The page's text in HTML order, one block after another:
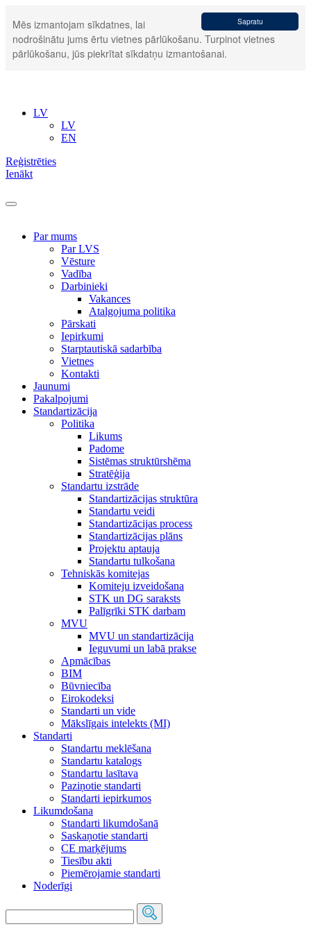
Sapratu
Mēs izmantojam sīkdatnes, lai
nodrošinātu jums ērtu vietnes pārlūkošanu. Turpinot vietnes
pārlūkošanu, jūs piekrītat sīkdatņu izmantošanai.
LV
LV
EN
Reģistrēties
Ienākt
Par mums
Par LVS
Vēsture
Vadība
Darbinieki
Vakances
Atalgojuma politika
Pārskati
Iepirkumi
Starptautiskā sadarbība
Vietnes
Kontakti
Jaunumi
Pakalpojumi
Standartizācija
Politika
Likums
Padome
Sistēmas struktūrshēma
Stratēģija
Standartu izstrāde
Standartizācijas struktūra
Standartu veidi
Standartizācijas process
Standartizācijas plāns
Projektu aptauja
Standartu tulkošana
Tehniskās komitejas
Komiteju izveidošana
STK un DG saraksts
Palīgrīki STK darbam
MVU
MVU un standartizācija
Ieguvumi un labā prakse
Apmācības
BIM
Būvniecība
Eirokodeksi
Standarti un vide
Mākslīgais intelekts (MI)
Standarti
Standartu meklēšana
Standartu katalogs
Standartu lasītava
Paziņotie standarti
Standarti iepirkumos
Likumdošana
Standarti likumdošanā
Saskaņotie standarti
CE marķējums
Tiesību akti
Piemērojamie standarti
Noderīgi